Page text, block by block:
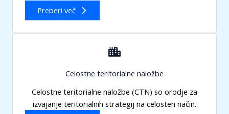
Preberi več
Celostne teritorialne naložbe
Celostne teritorialne naložbe (CTN) so orodje za
izvajanje teritorialnih strategij na celosten način.